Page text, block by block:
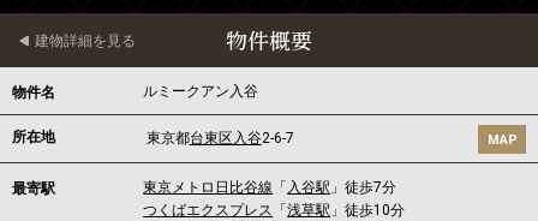
物件概要
建物詳細を見る
物件名 ルミークアン入谷
所在地 東京都台東区 入谷2-6-7 MAP
最寄駅 東京メトロ日比谷線 「 入谷駅 」徒歩7分
つくばエクスプレス 「浅草駅 」徒歩10分